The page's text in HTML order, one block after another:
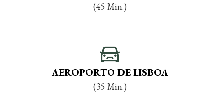
(45 Min.)
AEROPORTO DE LISBOA
(35 Min.)